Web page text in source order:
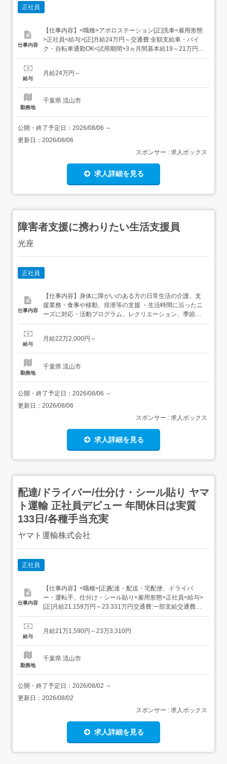
正社員
仕事内容
【仕事内容】<職種>アポロステーション[正]洗車<雇用形態
>正社員<給与>[正]月給24万円～交通費:全額支給車・バイ
ク・自転車通勤OK<試用期間>3ヵ月間基本給19～21万円
+残業代+交通費 期間の短縮/延長あり 乙4種・整備士2級以
あり(6月・12月)インセンティブあり オプションや車の販...
給与
月給24万円～
勤務地
千葉県 流山市
公開・終了予定日： 2026/08/06 ～
更新日： 2026/08/06
スポンサー : 求人ボックス
求人詳細を見る
障害者支援に携わりたい生活支援員
光座
正社員
仕事内容
【仕事内容】身体に障がいのある方の日常生活の介護、支
援業務・食事や移動、排泄等の支援 ・生活時間に沿ったニ
ーズに対応・活動プログラム、レクリエーション、季節に
応じた行事や創作活動、外出行事等の企画・実行・仲間と
援・社有車等(ハイエース等)で利用者様の送迎(三郷市内)
給与
月給22万2,000円～
勤務地
千葉県 流山市
公開・終了予定日： 2026/08/06 ～
更新日： 2026/08/06
スポンサー : 求人ボックス
求人詳細を見る
配達/ドライバー/仕分け・シール貼り ヤマ
ト運輸 正社員デビュー 年間休日は実質
133日/各種手当充実
ヤマト運輸株式会社
正社員
仕事内容
【仕事内容】<職種>[正]配達・配送・宅配便、ドライバ
ー・運転手、仕分け・シール貼り<雇用形態>正社員<給与>
[正]月給21.159万円～23.331万円交通費:一部支給交通費
(月上限5万円)昇給年1回賞与年2回(7月/12月 賞与4.5ヶ月実
デル月収・年収<松戸市内勤務>30歳/残業25H/扶養家...
給与
月給21万1,590円～23万3,310円
勤務地
千葉県 流山市
公開・終了予定日： 2026/08/02 ～
更新日： 2026/08/02
スポンサー : 求人ボックス
求人詳細を見る